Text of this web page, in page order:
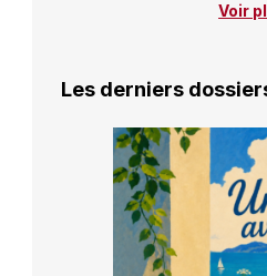
Voir
Les derniers